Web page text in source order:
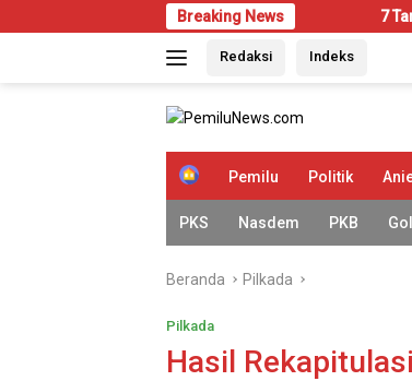
ke
Breaking News
7 Tanda Rumah Mulai
Redaksi Indeks
H
m
e
Pemilu Politik
PKS Nasdem PKB
Beranda Pilkada
Pilkada
Hasil